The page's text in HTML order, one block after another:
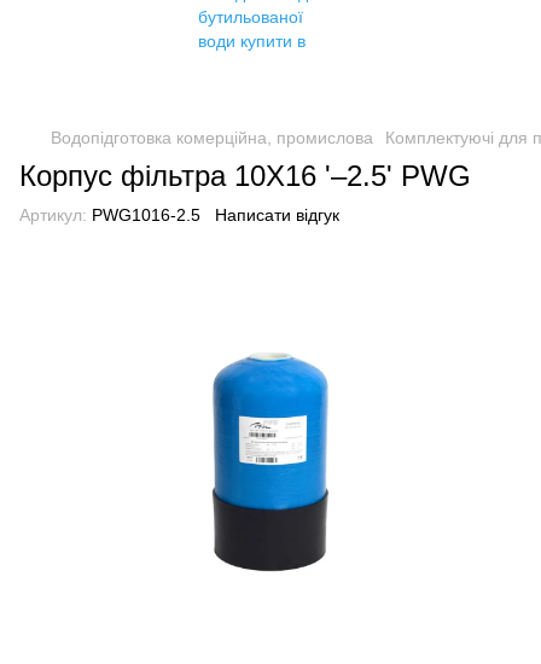
Водопідготовка комерційна, промислова Комплектуючі для
Корпус фільтра 10X16 '–2.5' PWG
Артикул: PWG1016-2.5 Написати відгук